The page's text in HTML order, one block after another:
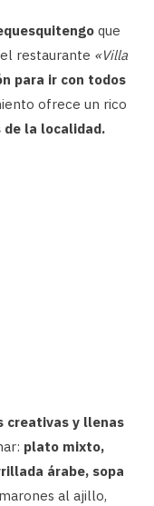
que
restaurante «Villa
para ir con todos
ofrece un rico
la localidad.
creativas y llenas
plato mixto,
árabe, sopa
al ajillo,